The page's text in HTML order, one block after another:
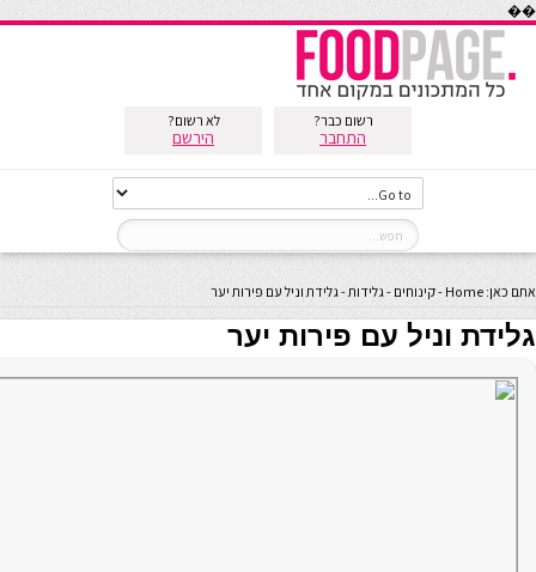
��
רשום כבר?
התחבר
לא רשום?
הירשם
אתם כאן: Home
-קינוחים -גלידות-גלידת וניל עם פירות יער
גלידת וניל עם פירות יער